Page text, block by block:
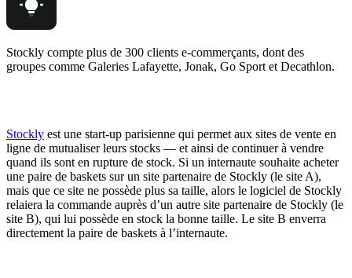
Stockly compte plus de 300 clients e-commerçants, dont des
groupes comme Galeries Lafayette, Jonak, Go Sport et Decathlon.
Stockly est une start-up parisienne qui permet aux sites de vente en
ligne de mutualiser leurs stocks — et ainsi de continuer à vendre
quand ils sont en rupture de stock. Si un internaute souhaite acheter
une paire de baskets sur un site partenaire de Stockly (le site A),
mais que ce site ne possède plus sa taille, alors le logiciel de Stockly
relaiera la commande auprès d’un autre site partenaire de Stockly (le
site B), qui lui possède en stock la bonne taille. Le site B enverra
directement la paire de baskets à l’internaute.